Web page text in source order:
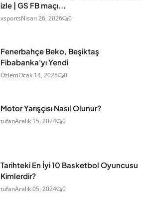
izle | GS FB maçı...
xsportsNisan 26, 2026 0
Fenerbahçe Beko, Beşiktaş
Fibabanka'yı Yendi
ÖzlemOcak 14, 2025 0
Motor Yarışçısı Nasıl Olunur?
tufanAralık 15, 2024 0
Tarihteki En İyi 10 Basketbol Oyuncusu
Kimlerdir?
tufanAralık 05, 2024 0